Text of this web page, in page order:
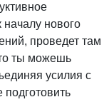
началу нового
проведет там
ты можешь
усилия с
подготовить